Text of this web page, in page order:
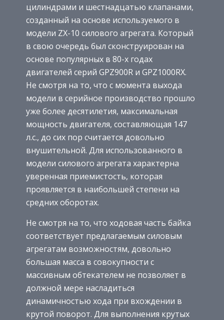
цилиндрами и шестнадцатью клапанами,
созданный на основе используемого в
модели ZX-10 силового агрегата. Который
в свою очередь был сконструирован на
основе популярных в 80-х годах
двигателей серий GPZ900R и GPZ1000RX.
Не смотря на то, что с момента выхода
модели в серийное производство прошло
уже более десятилетия, максимальная
мощность двигателя, составляющая 147
л.с., до сих пор считается довольно
внушительной. Для использованного в
модели силового агрегата характерна
уверенная приемистость, которая
проявляется в наибольшей степени на
средних оборотах.
Не смотря на то, что ходовая часть байка
соответствует предлагаемым силовым
агрегатам возможностям, довольно
большая масса в совокупности с
массивным обтекателем не позволяет в
должной мере насладиться
динамичностью хода при вхождении в
крутой поворот. Для выполнения крутых